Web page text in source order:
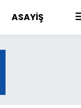
ASAYİŞ